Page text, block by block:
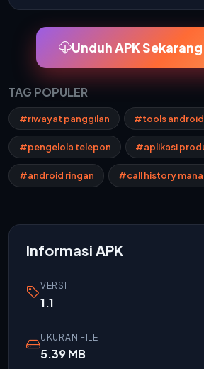
Unduh APK
TAG POPULER
#riwayat panggilan #tools android
#pengelola telepon #aplikasi
#android ringan #call history
Informasi APK
VERSI
1.1
UKURAN FILE
5.39 MB